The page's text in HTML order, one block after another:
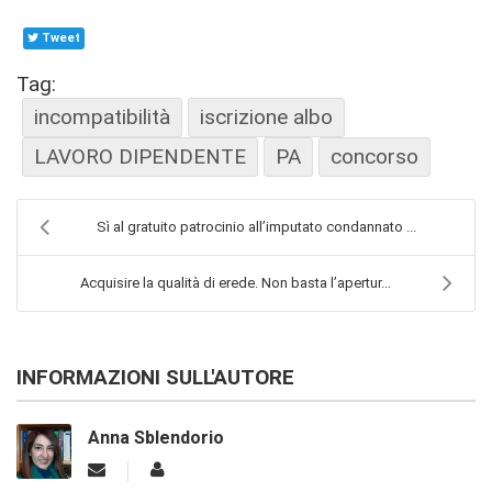
Tweet
Tag:
incompatibilità
iscrizione albo
LAVORO DIPENDENTE
PA concorso
Sì al gratuito patrocinio all’imputato condannato ...
Acquisire la qualità di erede. Non basta l’apertur...
INFORMAZIONI SULL'AUTORE
Anna Sblendorio